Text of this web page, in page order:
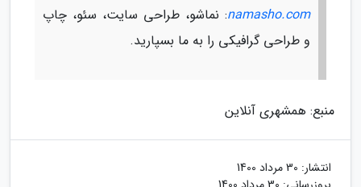
namasho.com: نماشو، طراحی سایت، سئو، چاپ
و طراحی گرافیکی را به ما بسپارید.
منبع: همشهری آنلاین
انتشار: 30 مرداد 1400